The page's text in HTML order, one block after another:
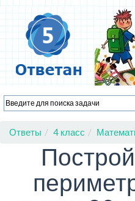
Ответы 4 класс